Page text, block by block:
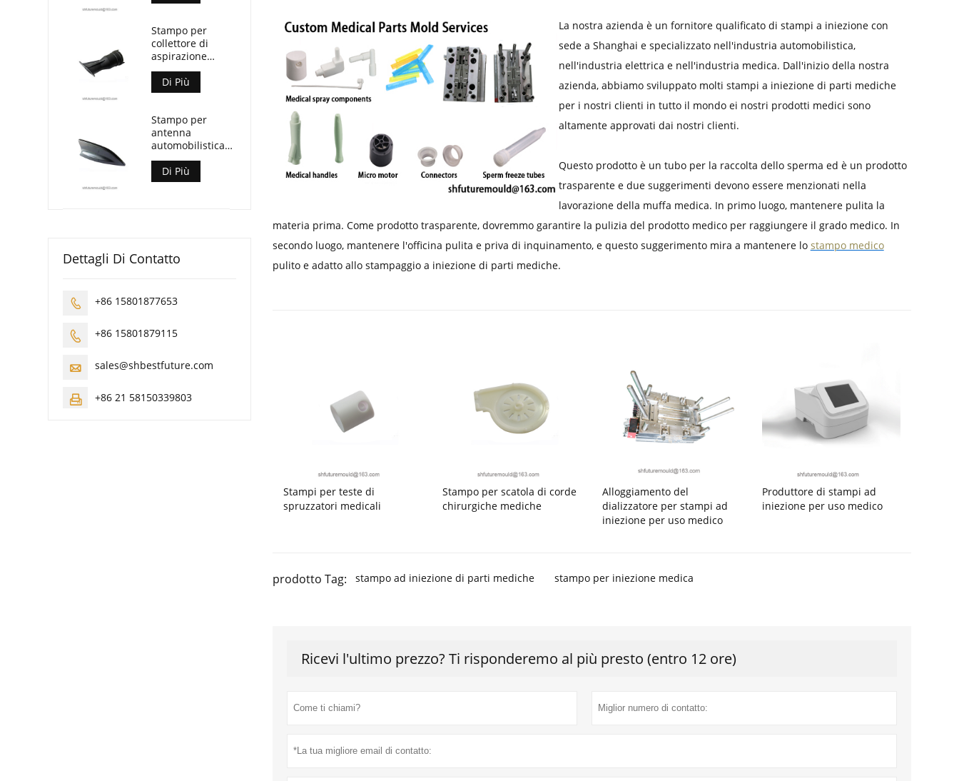
La nostra azienda è un fornitore qualificato di stampi a iniezione con
sede a Shanghai e specializzato nell'industria automobilistica,
nell'industria elettrica e nell'industria medica. Dall'inizio della nostra
azienda, abbiamo sviluppato molti stampi a iniezione di parti mediche
per i nostri clienti in tutto il mondo ei nostri prodotti medici sono
altamente approvati dai nostri clienti.
Questo prodotto è un tubo per la raccolta dello sperma ed è un prodotto
trasparente e due suggerimenti devono essere menzionati nella
lavorazione della muffa medica. In primo luogo, mantenere pulita la
materia prima. Come prodotto trasparente, dovremmo garantire la pulizia del prodotto medico per raggiungere il grado medico. In
secondo luogo, mantenere l'officina pulita e priva di inquinamento, e questo suggerimento mira a mantenere lo stampo medico
pulito e adatto allo stampaggio a iniezione di parti mediche.
Stampi per teste di
spruzzatori medicali
Stampo per scatola di corde
chirurgiche mediche
Alloggiamento del
dializzatore per stampi ad
iniezione per uso medico
Produttore di stampi ad
iniezione per uso medico
prodotto Tag: stampo ad iniezione di parti mediche stampo per iniezione medica
Ricevi l'ultimo prezzo? Ti risponderemo al più presto (entro 12 ore)
Stampo per
collettore di
aspirazione
automobilistico
Di Più
Stampo per
antenna
automobilistica
con pinna di
squalo
Di Più
Dettagli Di Contatto
 +86 15801877653
 +86 15801879115
 sales@shbestfuture.com
 +86 21 58150339803